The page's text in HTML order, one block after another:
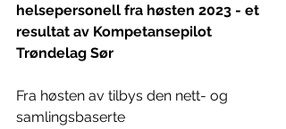
helsepersonell fra høsten 2023 - et
resultat av Kompetansepilot
Trøndelag Sør
Fra høsten av tilbys den nett- og
samlingsbaserte